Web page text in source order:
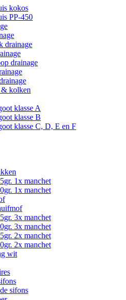
kokos
PP-450
drainage
drainage
kolken
klasse A
klasse B
klasse C, D, E en F
1x manchet
1x manchet
3x manchet
3x manchet
2x manchet
2x manchet
wit
sifons